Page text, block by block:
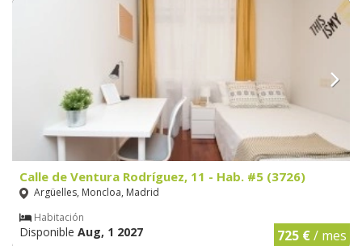
Calle de Ventura Rodríguez, 11 - Hab. #5 (3726)
Argüelles, Moncloa, Madrid
Habitación
Disponible Aug, 1 2027 725 €/ mes